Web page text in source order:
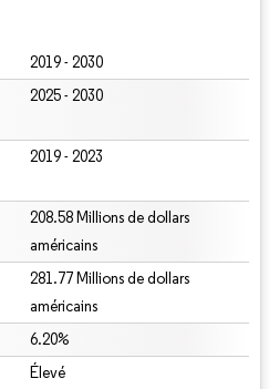
2019 - 2030
2025 - 2030
2019 - 2023
208.58 Millions de dollars
américains
281.77 Millions de dollars
américains
6.20%
Élevé